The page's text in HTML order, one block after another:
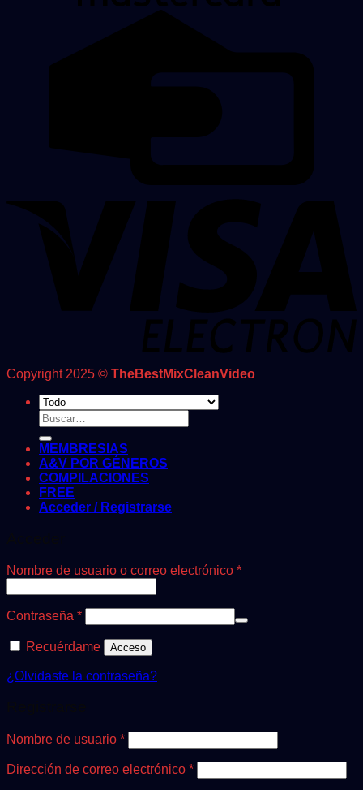
Copyright 2025 © TheBestMixCleanVideo
Buscar
por:
MEMBRESIAS
A&V POR GÉNEROS
COMPILACIONES
FREE
Acceder / Registrarse
Nombre de usuario o correo electrónico *Obligatorio
Contraseña *Obligatorio
Recuérdame Acceso
¿Olvidaste la contraseña?
Nombre de usuario *Obligatorio
Dirección de correo electrónico *Obligatorio